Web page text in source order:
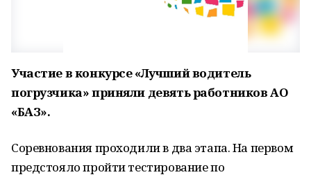
Участие в конкурсе «Лучший водитель
погрузчика» приняли девять работников АО
«БАЗ».
Соревнования проходили в два этапа. На первом
предстояло пройти тестирование по